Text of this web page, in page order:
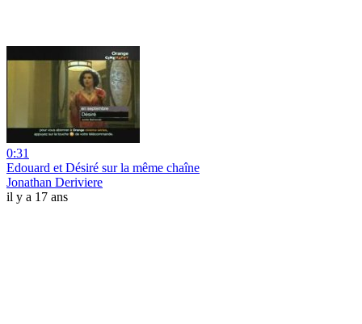
0:31
Edouard et Désiré sur la même chaîne
Jonathan Deriviere
il y a 17 ans